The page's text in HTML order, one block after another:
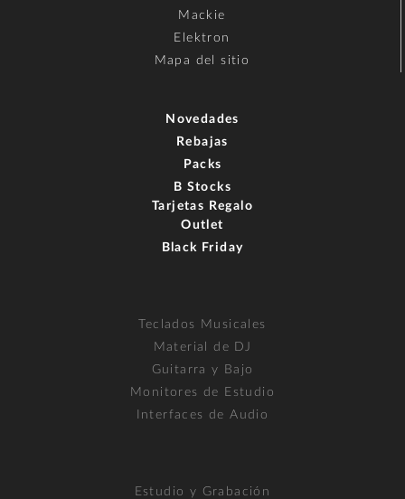
Mackie
Elektron
Mapa del sitio
Novedades
Rebajas
Packs
B Stocks
Tarjetas Regalo
Outlet
Black Friday
Teclados Musicales
Material de DJ
Guitarra y Bajo
Monitores de Estudio
Interfaces de Audio
Estudio y Grabación